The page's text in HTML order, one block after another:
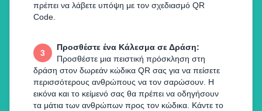
πρέπει να λάβετε υπόψη με τον σχεδιασμό QR
Code.
3
Προσθέστε ένα Κάλεσμα σε Δράση:
Προσθέστε μια πειστική πρόσκληση στη
δράση στον δωρεάν κώδικα QR σας για να πείσετε
περισσότερους ανθρώπους να τον σαρώσουν. Η
εικόνα και το κείμενό σας θα πρέπει να οδηγήσουν
τα μάτια των ανθρώπων προς τον κώδικα. Κάντε το